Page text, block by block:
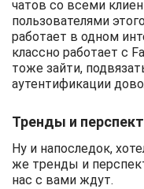
чатов со всеми
пользователями
работает в одном
классно работает с
тоже зайти,
аутентификации
Тренды и
Ну и напоследок,
же тренды и
нас с вами ждут.